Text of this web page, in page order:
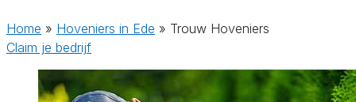
Home » Hoveniers in Ede » Trouw Hoveniers
Claim je bedrijf